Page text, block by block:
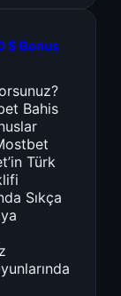
$ Bonus
Bahis
Türk
Sıkça